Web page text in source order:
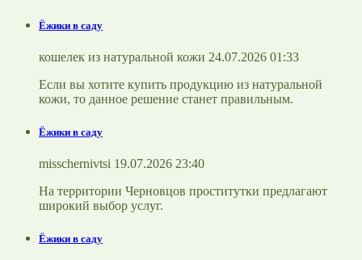
Ёжики в саду
кошелек из натуральной кожи 24.07.2026 01:33
Если вы хотите купить продукцию из натуральной
кожи, то данное решение станет правильным.
Ёжики в саду
misschernivtsi 19.07.2026 23:40
На территории Черновцов проститутки предлагают
широкий выбор услуг.
Ёжики в саду